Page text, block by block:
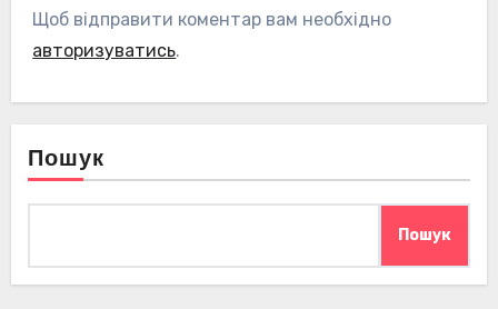
Щоб відправити коментар вам необхідно
авторизуватись.
Пошук
Пошук